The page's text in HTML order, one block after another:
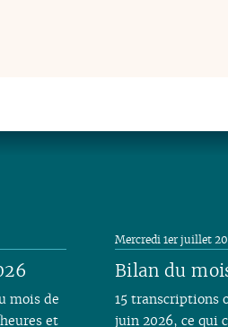
mois de
et
Bilan du
Mercredi 1er juillet
15 transcriptions
juin 2026, ce qui